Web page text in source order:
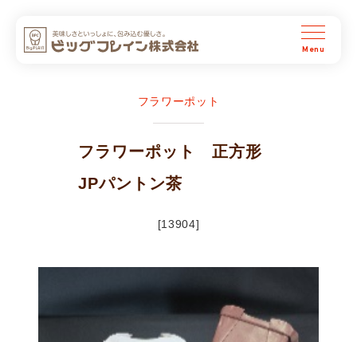
ビッグプレイン株式会社
フラワーポット
フラワーポット 正方形
JPパントン茶
[13904]